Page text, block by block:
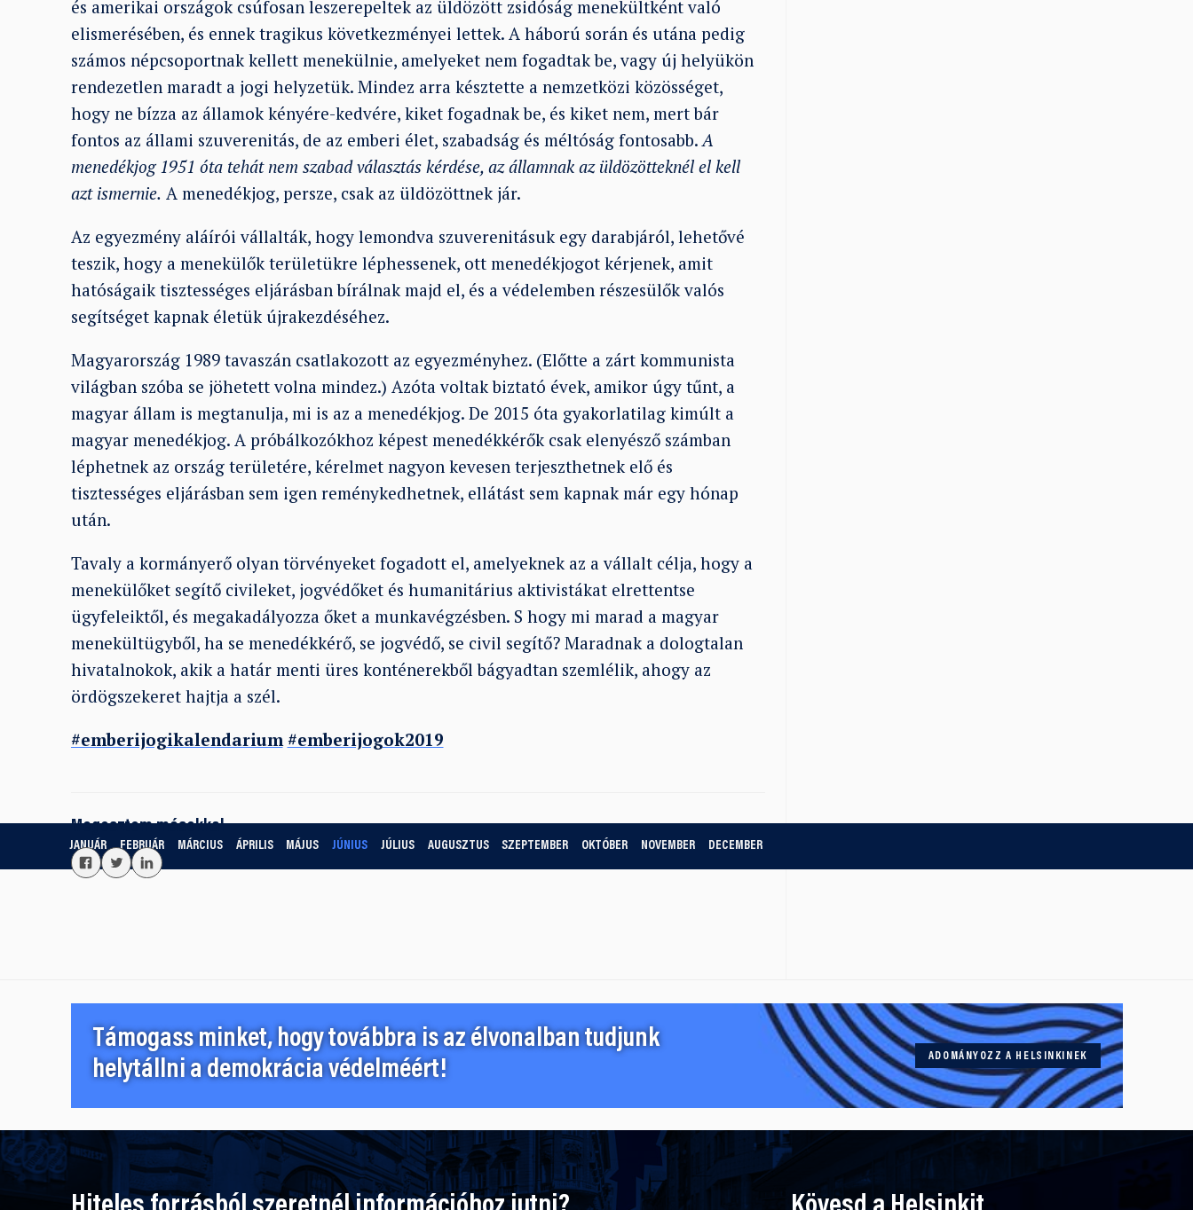
JANUÁR FEBRUÁR MÁRCIUS ÁPRILIS MÁJUS JÚNIUS JÚLIUS AUGUSZTUS SZEPTEMBER OKTÓBER NOVEMBER DECEMBER
és amerikai országok csúfosan leszerepeltek az üldözött zsidóság menekültként való
elismerésében, és ennek tragikus következményei lettek. A háború során és utána pedig
számos népcsoportnak kellett menekülnie, amelyeket nem fogadtak be, vagy új helyükön
rendezetlen maradt a jogi helyzetük. Mindez arra késztette a nemzetközi közösséget,
hogy ne bízza az államok kényére-kedvére, kiket fogadnak be, és kiket nem, mert bár
fontos az állami szuverenitás, de az emberi élet, szabadság és méltóság fontosabb. A
menedékjog 1951 óta tehát nem szabad választás kérdése, az államnak az üldözötteknél el kell
azt ismernie. A menedékjog, persze, csak az üldözöttnek jár.
Az egyezmény aláírói vállalták, hogy lemondva szuverenitásuk egy darabjáról, lehetővé
teszik, hogy a menekülők területükre léphessenek, ott menedékjogot kérjenek, amit
hatóságaik tisztességes eljárásban bírálnak majd el, és a védelemben részesülők valós
segítséget kapnak életük újrakezdéséhez.
Magyarország 1989 tavaszán csatlakozott az egyezményhez. (Előtte a zárt kommunista
világban szóba se jöhetett volna mindez.) Azóta voltak biztató évek, amikor úgy tűnt, a
magyar állam is megtanulja, mi is az a menedékjog. De 2015 óta gyakorlatilag kimúlt a
magyar menedékjog. A próbálkozókhoz képest menedékkérők csak elenyésző számban
léphetnek az ország területére, kérelmet nagyon kevesen terjeszthetnek elő és
tisztességes eljárásban sem igen reménykedhetnek, ellátást sem kapnak már egy hónap
után.
Tavaly a kormányerő olyan törvényeket fogadott el, amelyeknek az a vállalt célja, hogy a
menekülőket segítő civileket, jogvédőket és humanitárius aktivistákat elrettentse
ügyfeleiktől, és megakadályozza őket a munkavégzésben. S hogy mi marad a magyar
menekültügyből, ha se menedékkérő, se jogvédő, se civil segítő? Maradnak a dologtalan
hivatalnokok, akik a határ menti üres konténerekből bágyadtan szemlélik, ahogy az
ördögszekeret hajtja a szél.
#emberijogikalendarium #emberijogok2019
Megosztom másokkal
Támogass minket, hogy továbbra is az élvonalban tudjunk
helytállni a demokrácia védelméért!
ADOMÁNYOZZ A HELSINKINEK